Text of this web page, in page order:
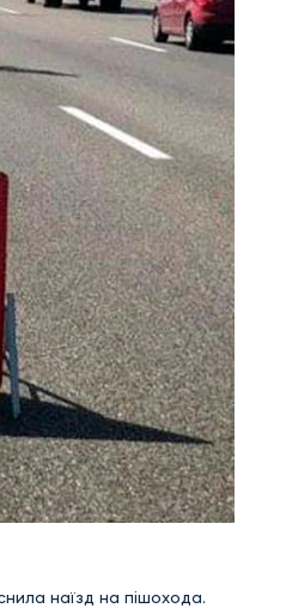
наїзд на пішохода.